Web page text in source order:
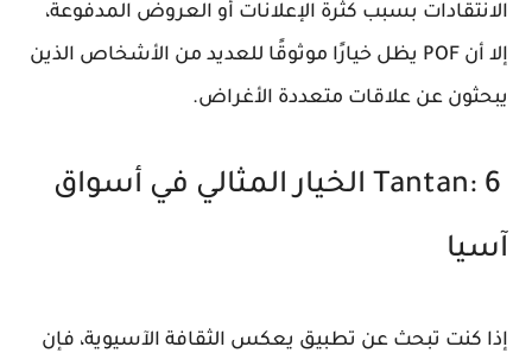
الانتقادات بسبب كثرة الإعلانات أو العروض المدفوعة،
إلا أن POF يظل خيارًا موثوقًا للعديد من الأشخاص الذين
يبحثون عن علاقات متعددة الأغراض.
Tantan: 6 الخيار المثالي في أسواق
آسيا
إذا كنت تبحث عن تطبيق يعكس الثقافة الآسيوية، فإن